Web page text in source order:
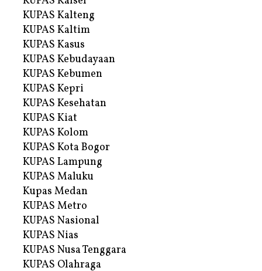
KUPAS Kalteng
KUPAS Kaltim
KUPAS Kasus
KUPAS Kebudayaan
KUPAS Kebumen
KUPAS Kepri
KUPAS Kesehatan
KUPAS Kiat
KUPAS Kolom
KUPAS Kota Bogor
KUPAS Lampung
KUPAS Maluku
Kupas Medan
KUPAS Metro
KUPAS Nasional
KUPAS Nias
KUPAS Nusa Tenggara
KUPAS Olahraga